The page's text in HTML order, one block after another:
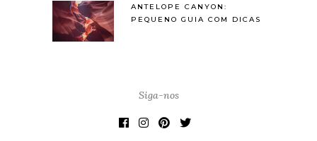
ANTELOPE CANYON:
PEQUENO GUIA COM DICAS
Siga-nos